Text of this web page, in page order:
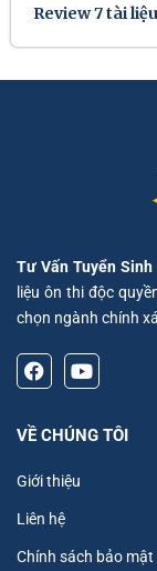
Review 7 tài
Tư Vấn Tuyển Sinh
liệu ôn thi độc
chọn ngành chính
VỀ CHÚNG TÔI
Giới thiệu
Liên hệ
Chính sách bảo mật